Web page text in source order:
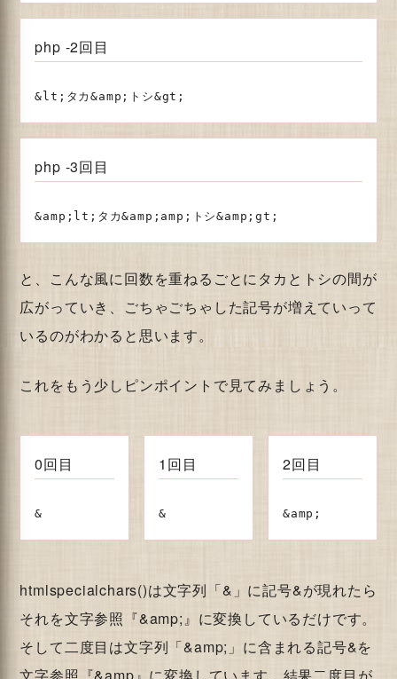
php -2回目
php -3回目
と、こんな風に回数を重ねるごとにタカとトシの間が
広がっていき、ごちゃごちゃした記号が増えていって
いるのがわかると思います。
これをもう少しピンポイントで見てみましょう。
0回目 1回目 2回目
htmlspecialchars()は文字列「&」に記号&が現れたら
それを文字参照『&amp;』に変換しているだけです。
そして二度目は文字列「&amp;」に含まれる記号&を